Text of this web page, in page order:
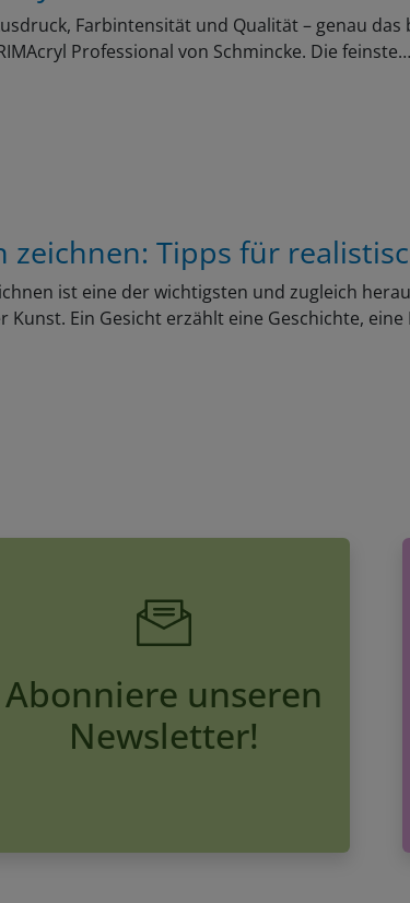
Farbintensität und Qualität – genau das
Professional von Schmincke. Die
zeichnen: Tipps für
ist eine der wichtigsten und zugleich
Kunst. Ein Gesicht erzählt eine Geschichte, eine
Abonniere unseren
Newsletter!